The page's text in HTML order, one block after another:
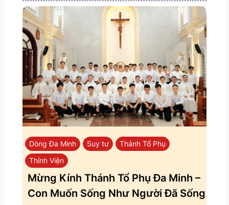
Dòng Đa Minh Suy tư
Thánh Tổ Phụ
Thỉnh Viện
Mừng Kính Thánh Tổ Phụ Đa Minh –
Con Muốn Sống Như Người Đã Sống